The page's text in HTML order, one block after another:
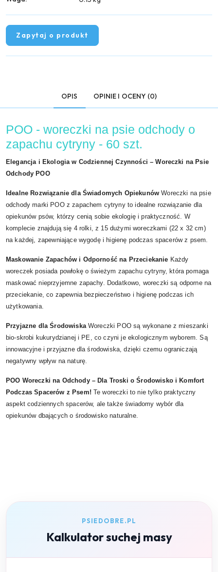
Zapytaj o produkt
OPIS OPINIE I OCENY (0)
POO - woreczki na psie odchody o
zapachu cytryny - 60 szt.
Elegancja i Ekologia w Codziennej Czynności – Woreczki na Psie
Odchody POO
Idealne Rozwiązanie dla Świadomych Opiekunów Woreczki na psie
odchody marki POO z zapachem cytryny to idealne rozwiązanie dla
opiekunów psów, którzy cenią sobie ekologię i praktyczność. W
komplecie znajdują się 4 rolki, z 15 dużymi woreczkami (22 x 32 cm)
na każdej, zapewniające wygodę i higienę podczas spacerów z psem.
Maskowanie Zapachów i Odporność na Przeciekanie Każdy
woreczek posiada powłokę o świeżym zapachu cytryny, która pomaga
maskować nieprzyjemne zapachy. Dodatkowo, woreczki są odporne na
przeciekanie, co zapewnia bezpieczeństwo i higienę podczas ich
użytkowania.
Przyjazne dla ŚrodowiskaWoreczki POO są wykonane z mieszanki
bio-skrobi kukurydzianej i PE, co czyni je ekologicznym wyborem. Są
innowacyjne i przyjazne dla środowiska, dzięki czemu ograniczają
negatywny wpływ na naturę.
POO Woreczki na Odchody – Dla Troski o Środowisko i Komfort
Podczas Spacerów z Psem! Te woreczki to nie tylko praktyczny
aspekt codziennych spacerów, ale także świadomy wybór dla
opiekunów dbających o środowisko naturalne.
PSIEDOBRE.PL
Kalkulator suchej masy